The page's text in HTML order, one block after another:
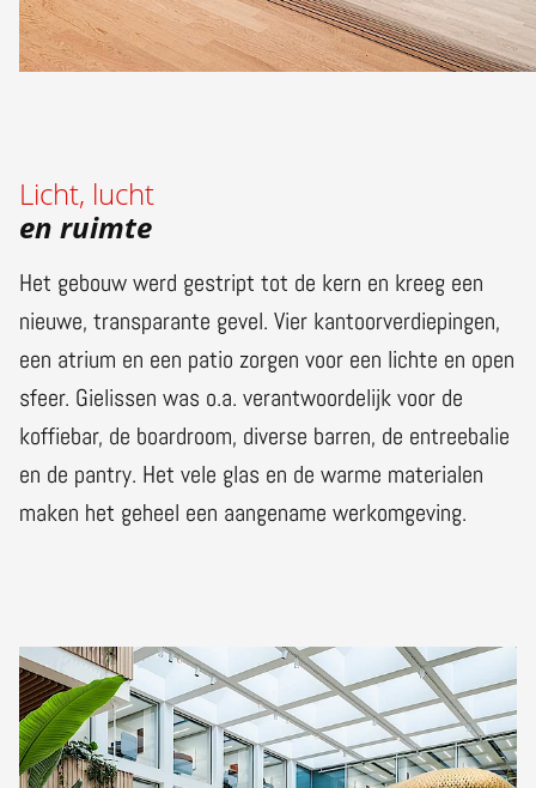
Licht, lucht
en ruimte
Het gebouw werd gestript tot de kern en kreeg een
nieuwe, transparante gevel. Vier kantoorverdiepingen,
een atrium en een patio zorgen voor een lichte en open
sfeer. Gielissen was o.a. verantwoordelijk voor de
koffiebar, de boardroom, diverse barren, de entreebalie
en de pantry. Het vele glas en de warme materialen
maken het geheel een aangename werkomgeving.